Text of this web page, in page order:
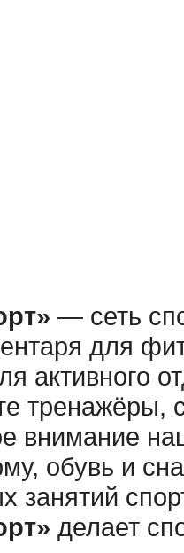
— сеть
для
активного
тренажёры,
внимание
обувь и
занятий
делает